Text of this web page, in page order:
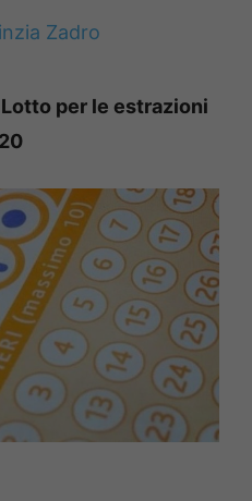
Zadro
per le estrazioni